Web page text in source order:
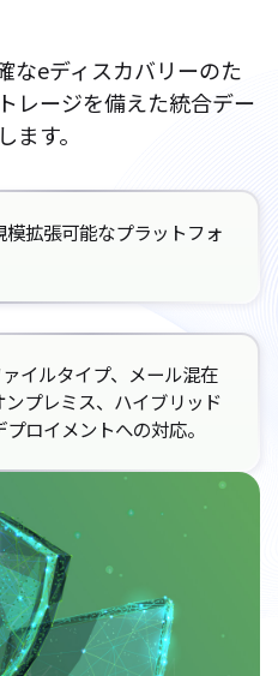
なeディスカバリーのた
レージを備えた統合デー
す。
拡張可能なプラットフォ
イルタイプ、メール混在
プレミス、ハイブリッド
ロイメントへの対応。